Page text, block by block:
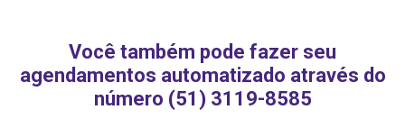
Você também pode fazer seu
agendamentos automatizado através do
número (51) 3119-8585